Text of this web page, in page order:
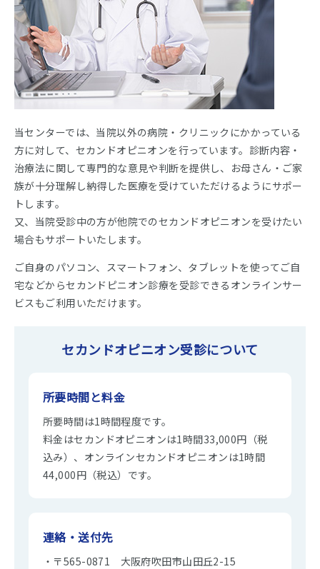
当センターでは、当院以外の病院・クリニックにかかっている
方に対して、セカンドオピニオンを行っています。診断内容・
治療法に関して専門的な意見や判断を提供し、お母さん・ご家
族が十分理解し納得した医療を受けていただけるようにサポー
トします。
又、当院受診中の方が他院でのセカンドオピニオンを受けたい
場合もサポートいたします。
ご自身のパソコン、スマートフォン、タブレットを使ってご自
宅などからセカンドピニオン診療を受診できるオンラインサー
ビスもご利用いただけます。
セカンドオピニオン受診について
所要時間と料金
所要時間は1時間程度です。
料金はセカンドオピニオンは1時間33,000円（税
込み）、オンラインセカンドオピニオンは1時間
44,000円（税込）です。
連絡・送付先
・〒565-0871 大阪府吹田市山田丘2-15